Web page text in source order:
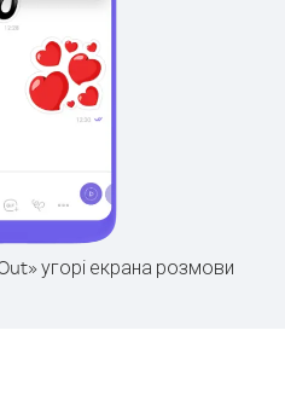
угорі екрана розмови